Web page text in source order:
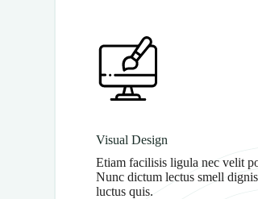
Visual Design
Etiam facilisis ligula nec velit
Nunc dictum lectus smell
luctus quis.